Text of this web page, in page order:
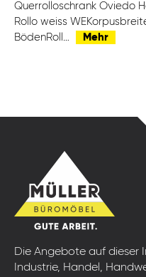
Querrolloschrank Oviedo
Rollo weiss
BödenRoll…
Mehr
Die Angebote auf dieser
Industrie, Handel,